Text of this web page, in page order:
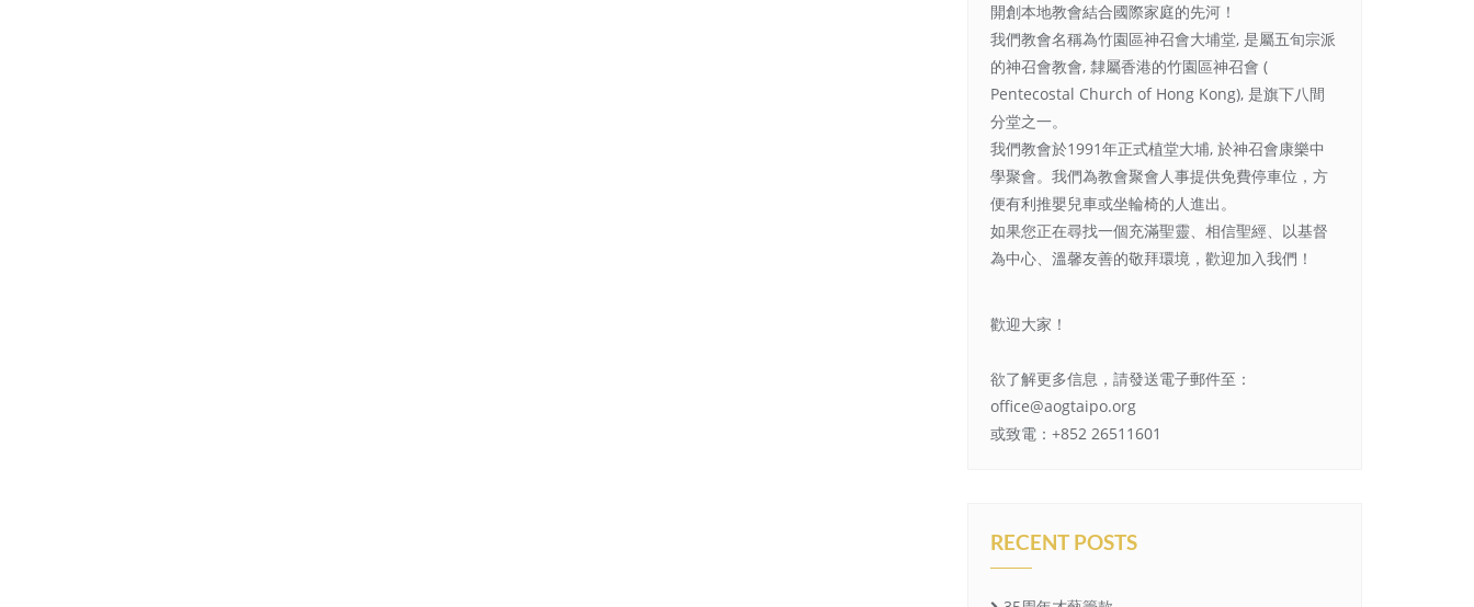
開創本地教會結合國際家庭的先河！
我們教會名稱為竹園區神召會大埔堂, 是屬五旬宗派
的神召會教會, 隸屬香港的竹園區神召會 (
Pentecostal Church of Hong Kong), 是旗下八間
分堂之一。
我們教會於1991年正式植堂大埔, 於神召會康樂中
學聚會。我們為教會聚會人事提供免費停車位，方
便有利推嬰兒車或坐輪椅的人進出。
如果您正在尋找一個充滿聖靈、相信聖經、以基督
為中心、溫馨友善的敬拜環境，歡迎加入我們！
歡迎大家！
欲了解更多信息，請發送電子郵件至：
office@aogtaipo.org
或致電：+852 26511601
RECENT POSTS